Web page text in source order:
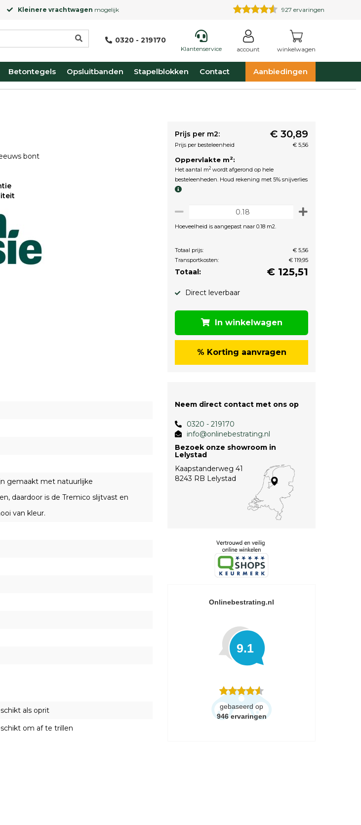
Kleinere vrachtwagen mogelijk 927 ervaringen
0320 - 219170
Klantenservice account winkelwagen
Betontegels Opsluitbanden Stapelblokken Contact Aanbiedingen
bont
gemaakt met natuurlijke
daardoor is de Tremico slijtvast en
van kleur.
als oprit
om af te trillen
Prijs per m2: € 30,89
Prijs per besteleenheid € 5,56
Oppervlakte m2:
Het aantal m2 wordt afgerond op hele
besteleenheden. Houd rekening met 5% snijverlies
Hoeveelheid is aangepast naar 0.18 m2.
Totaal prijs:
€ 5,56
Transportkosten:
€ 119,95
Totaal: € 125,51
Direct leverbaar
In winkelwagen
% Korting aanvragen
Neem direct contact met ons op
0320 - 219170
info@onlinebestrating.nl
Bezoek onze showroom in
Lelystad
Kaapstanderweg 41
8243 RB Lelystad
Onlinebestrating.nl
9.1
gebaseerd op
946 ervaringen